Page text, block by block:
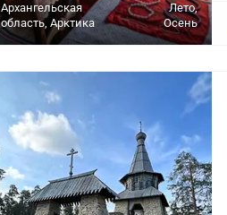
Архангельская
область, Арктика
Лето,
Осень